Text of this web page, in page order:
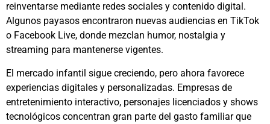
reinventarse mediante redes sociales y contenido digital.
Algunos payasos encontraron nuevas audiencias en TikTok
o Facebook Live, donde mezclan humor, nostalgia y
streaming para mantenerse vigentes.
El mercado infantil sigue creciendo, pero ahora favorece
experiencias digitales y personalizadas. Empresas de
entretenimiento interactivo, personajes licenciados y shows
tecnológicos concentran gran parte del gasto familiar que